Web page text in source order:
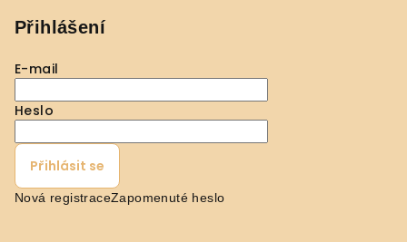
Přihlášení
E-mail
Heslo
Přihlásit se
Nová registraceZapomenuté heslo